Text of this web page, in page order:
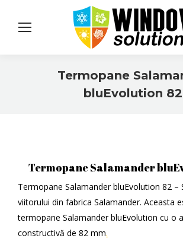
Termopane
bluEvolution 82
Termopane Salamander
Termopane Salamander bluEvolution 82 –
viitorului din fabrica Salamander. Aceasta
termopane Salamander bluEvolution cu o
constructivă de 82 mm.